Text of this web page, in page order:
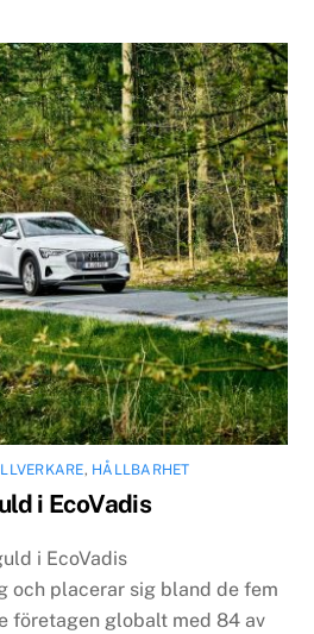
, HÅLLBARHET
i EcoVadis
i EcoVadis
och placerar sig bland de fem
företagen globalt med 84 av